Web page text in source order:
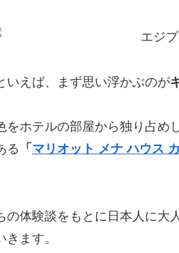
いえば、まず思い浮かぶのが
をホテルの部屋から独り占め
る
「 マリオット メナ ハウス
の体験談をもとに日本人に大
きます。